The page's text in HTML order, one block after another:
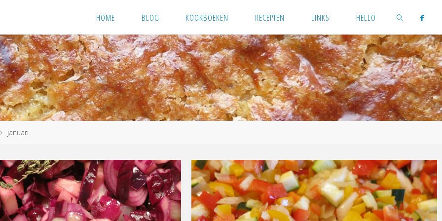
HOME BLOG KOOKBOEKEN RECEPTEN LINKS HELLO
ZOEKEN
januari